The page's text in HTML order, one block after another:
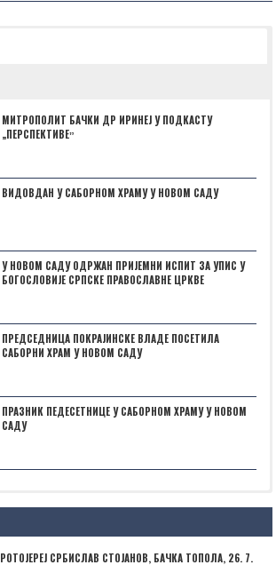
МИТРОПОЛИТ БАЧКИ ДР ИРИНЕЈ У ПОДКАСТУ
„ПЕРСПЕКТИВЕˮ
ВИДОВДАН У САБОРНОМ ХРАМУ У НОВОМ САДУ
У НОВОМ САДУ ОДРЖАН ПРИЈЕМНИ ИСПИТ ЗА УПИС У
БОГОСЛОВИЈЕ СРПСКЕ ПРАВОСЛАВНЕ ЦРКВЕ
ПРЕДСЕДНИЦА ПОКРАЈИНСКЕ ВЛАДЕ ПОСЕТИЛА
САБОРНИ ХРАМ У НОВОМ САДУ
ПРАЗНИК ПЕДЕСЕТНИЦЕ У САБОРНОМ ХРАМУ У НОВОМ
САДУ
СРБИСЛАВ СТОЈАНОВ, БАЧКА ТОПОЛА, 26. 7.